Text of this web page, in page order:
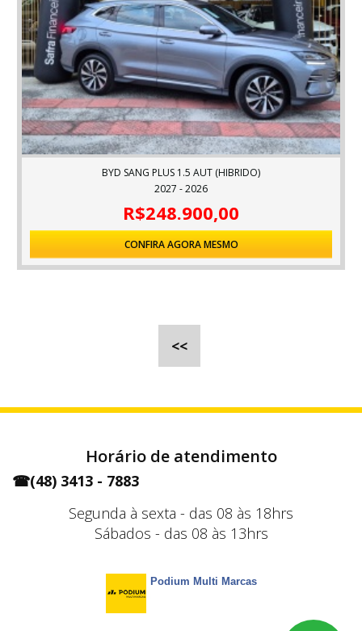
BYD SANG PLUS 1.5 AUT (HIBRIDO)
2027 - 2026
R$248.900,00
CONFIRA AGORA MESMO
<<
Horário de atendimento
☎(48) 3413 - 7883
Segunda à sexta - das 08 às 18hrs
Sábados - das 08 às 13hrs
Podium Multi Marcas